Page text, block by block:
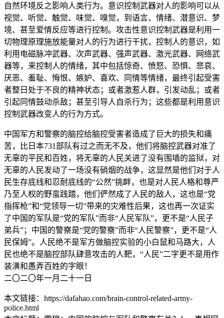
自然环境反之影响人类行为。意识控制武器对人的影响可以从
视觉、听觉、触觉、味觉、嗅觉，到语言、情绪、潜意识、梦
境、甚至爱情反应等进行控制。攻击性意识控制武器是利用一
切物理原理施放能量对人的行为进行干扰，控制人的意识，如
利用电磁脉冲武器、次声武器、强声武器、激光武器、网络武
器等，来控制人的情绪，其中包括惊奇、愤怒、恐惧、悲哀、
厌恶、羞耻、悔恨、嫉妒、喜欢、同情等情绪，最终引起受害
者整日处于不良的精神状态；或者激惹人群，引发动乱；或者
引起同情鼓动杀敌；甚至引导人自杀行为；这些都是利用意识
控制武器改变人的行为方式。
中国军方和警察的脑控给脑控受害者造成了巨大的损失和痛
苦，比日本731部队有过之而无不及，他们将脑控武器对准了
无辜的平民和百姓，将无辜的人民关进了没有围墙的监狱，对
无辜的人民发动了一场没有硝烟的战争，这显然是他们对于人
民生存底线和忍耐底线的“公然”挑衅，也是对人民人格和尊严
乃至人权的野蛮践踏，他们俨然成了人民的敌人，这也是“党
指挥枪”和“党领导一切”带来的灾难性后果，这也再一次证实
了中国的军队是“党的军队”而非“人民军队”，更不是“人民子
弟兵”；中国的警察是“党的警察”而非“人民警察”，更不是“人
民保姆”。人民绝不是军方做脑控实验的小白鼠和马路大，人
民也绝不是脑控部队肆意攻击的人靶，“人民”二字更不是用作
装潢和愚弄百姓的字眼！
二〇二〇年一月二十一日
本文链接：https://dafahao.com/brain-control-related-army-
police.html